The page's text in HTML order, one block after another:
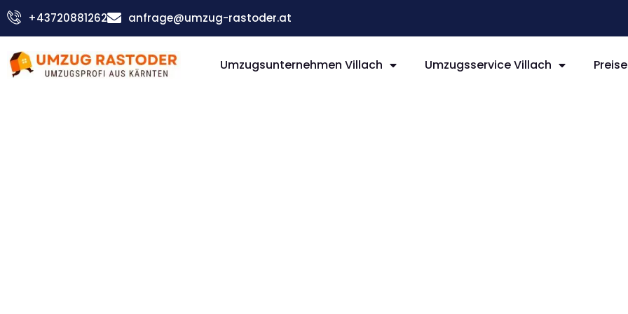
Skip
+43720881262 anfrage@umzug-rastoder.at
Umzugsunternehmen Villach Umzugsservice Villach Preise